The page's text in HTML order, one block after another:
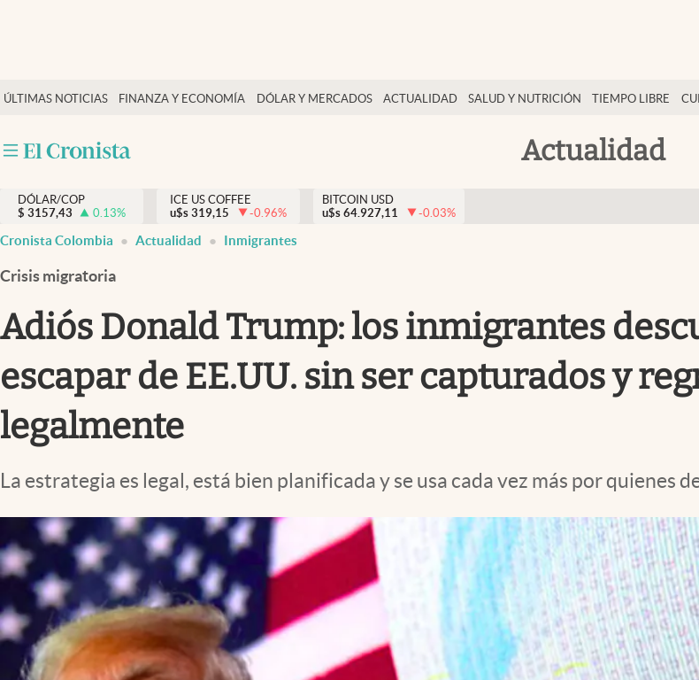
ÚLTIMAS NOTICIAS FINANZA Y ECONOMÍA DÓLAR Y MERCADOS ACTUALIDAD SALUD Y NUTRICIÓN TIEMPO LIBRE
Actualidad
Salud y nutrición
Tiempo libre
Dólar y mercados
Curiosidades
DÓLAR/COP
$ 3157,43 0.13%
ICE US COFFEE
u$s 319,15 -0.96%
BITCOIN USD
u$s 64.927,11 -0.03%
Cronista Colombia Actualidad Inmigrantes
Crisis migratoria
Adiós Donald Trump: los inmigrantes
escapar de EE.UU. sin ser capturados y
legalmente
La estrategia es legal, está bien planificada y se usa cada vez más por quienes